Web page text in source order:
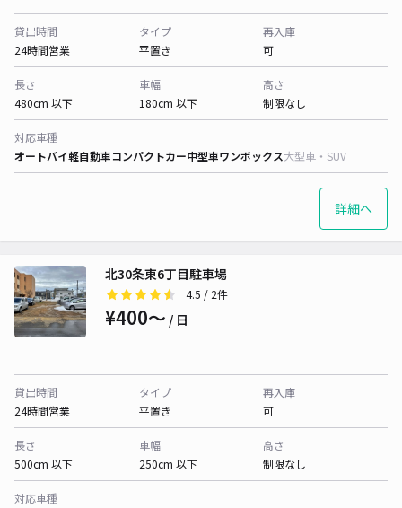
貸出時間
24時間営業
タイプ
平置き
再入庫
可
長さ
480cm 以下
車幅
180cm 以下
高さ
制限なし
対応車種
オートバイ軽自動車コンパクトカー中型車ワンボックス大型車・SUV
詳細へ
北30条東6丁目駐車場
4.5 / 2件
¥400〜 / 日
貸出時間
24時間営業
タイプ
平置き
再入庫
可
長さ
500cm 以下
車幅
250cm 以下
高さ
制限なし
対応車種